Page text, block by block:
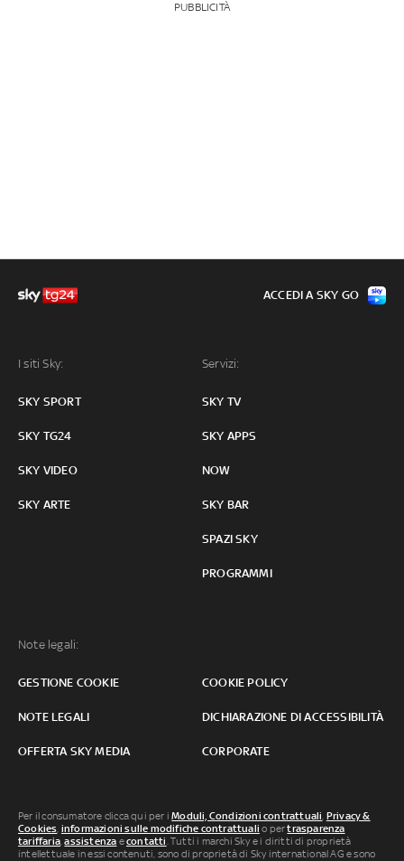
PUBBLICITÀ
I siti Sky:
SKY SPORT
SKY TG24
SKY VIDEO
SKY ARTE
Servizi:
SKY TV
SKY APPS
NOW
SKY BAR
SPAZI SKY
PROGRAMMI
Note legali:
GESTIONE COOKIE COOKIE POLICY
NOTE LEGALI DICHIARAZIONE DI ACCESSIBILITÀ
OFFERTA SKY MEDIA CORPORATE
ACCEDI A SKY GO
Per il consumatore clicca qui per iModuli, Condizioni contrattuali, Privacy &
Cookies, informazioni sulle modifiche contrattuali o pertrasparenza
tariffaria,assistenza econtatti. Tutti i marchi Sky e i diritti di proprietà
intellettuale in essi contenuti, sono di proprietà di Sky international AG e sono